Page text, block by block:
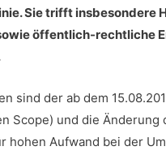
Sie trifft insbesondere
öffentlich-rechtliche
sind der ab dem
Scope) und die Änderung
hohen Aufwand bei der